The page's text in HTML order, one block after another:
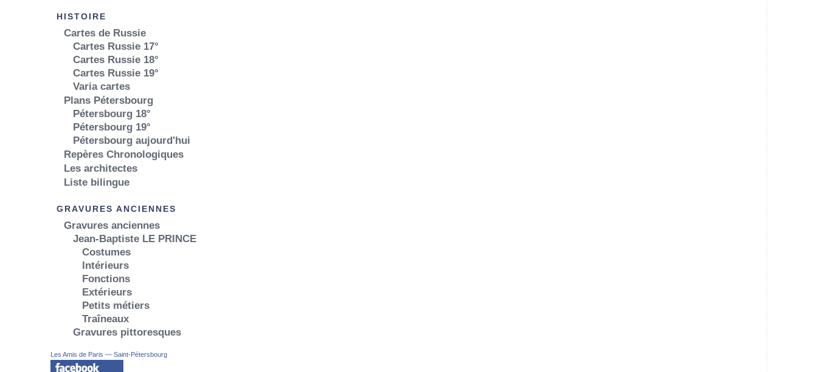
HISTOIRE
Cartes de Russie
Cartes Russie 17°
Cartes Russie 18°
Cartes Russie 19°
Varia cartes
Plans Pétersbourg
Pétersbourg 18°
Pétersbourg 19°
Pétersbourg aujourd'hui
Repères Chronologiques
Les architectes
Liste bilingue
GRAVURES ANCIENNES
Gravures anciennes
Jean-Baptiste LE PRINCE
Costumes
Intérieurs
Fonctions
Extérieurs
Petits métiers
Traîneaux
Gravures pittoresques
Les Amis de Paris — Saint-Pétersbourg